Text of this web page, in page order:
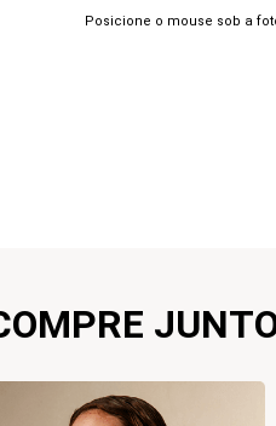
Posicione o mouse sob a